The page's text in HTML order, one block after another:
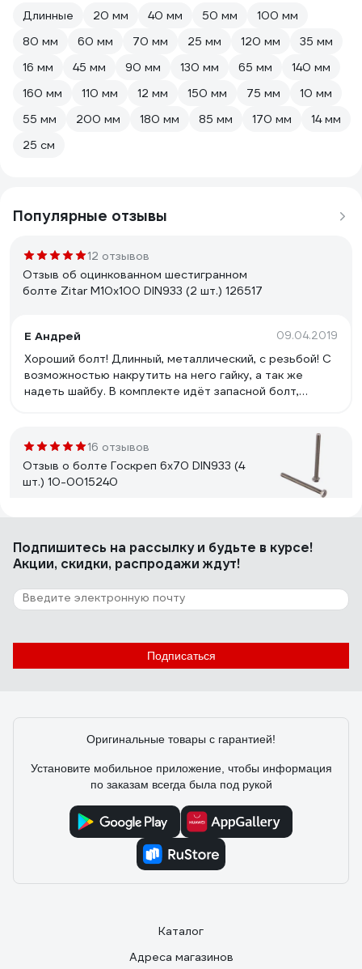
Длинные 20 мм 40 мм 50 мм
100 мм
80 мм
60 мм 70 мм 25 мм 120 мм
35 мм
16 мм
45 мм 90 мм 130 мм 65 мм
140 мм
160 мм
110 мм 12 мм 150 мм 75 мм
10 мм
55 мм
200 мм 180 мм 85 мм 170 мм
14 мм
25 см
Популярные отзывы
12 отзывов
Отзыв об оцинкованном шестигранном
болте Zitar М10х100 DIN933 (2 шт.) 126517
Е Андрей 09.04.2019
Хороший болт! Длинный, металлический, с резьбой! С
возможностью накрутить на него гайку, а так же
надеть шайбу. В комплекте идёт запасной болт,
16 отзывов
Отзыв о болте Госкреп 6х70 DIN933 (4
шт.) 10-0015240
Хорошее качество болта с высокой прочностью,
универсальный , из нержавеющей стали. Подходит для
Отзыв о Болт латунный 23 Болта 8x35
DIN933,10 шт. ОФ005585
Александр П. 25.09.2024
Хорошие латунные болты. Настоящая латунь, не
доказательство прикладываю фото. Использовал в
сварочной клемме.
Подпишитесь на рассылкуи будьте в курсе!
Акции, скидки, распродажи ждут!
Подписаться
Оригинальные товары с гарантией!
Установите мобильное приложение, чтобы информация
по заказам всегда была под рукой
Каталог
Адреса магазинов